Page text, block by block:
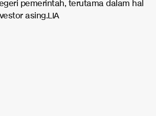
pemerintah, terutama dalam hal
asing.LIA